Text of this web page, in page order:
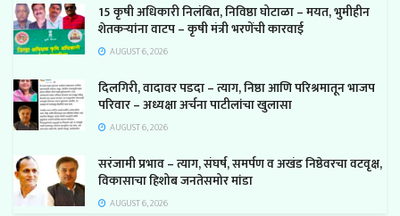
15 कृषी अधिकारी निलंबित, निविष्ठा घोटाळा – मयत, भुमीहीन
शेतकऱ्यांना वाटप – कृषी मंत्री भरणेंची कारवाई
AUGUST 6, 2026
दिलगिरी, वादावर पडदा – त्याग, निष्ठा आणि परिश्रमातून भाजप
परिवार – अध्यक्षा अर्चना पाटीलांचा खुलासा
AUGUST 6, 2026
सरंजामी प्रभाव – त्याग, संघर्ष, समर्पण व अखंड निष्ठेवरचा वटवृक्ष,
विकासाचा हिशोब जनतेसमोर मांडा
AUGUST 6, 2026